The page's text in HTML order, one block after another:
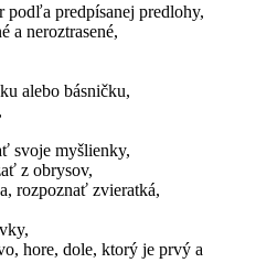
predpísanej predlohy,
a neroztrasené,
alebo básničku,
svoje myšlienky,
z obrysov,
rozpoznať zvieratká,
hore, dole, ktorý je prvý a